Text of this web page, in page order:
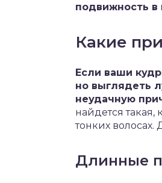
подвижность в
Какие
Если ваши
но выглядеть
неудачную
найдется
тонких
Длинные